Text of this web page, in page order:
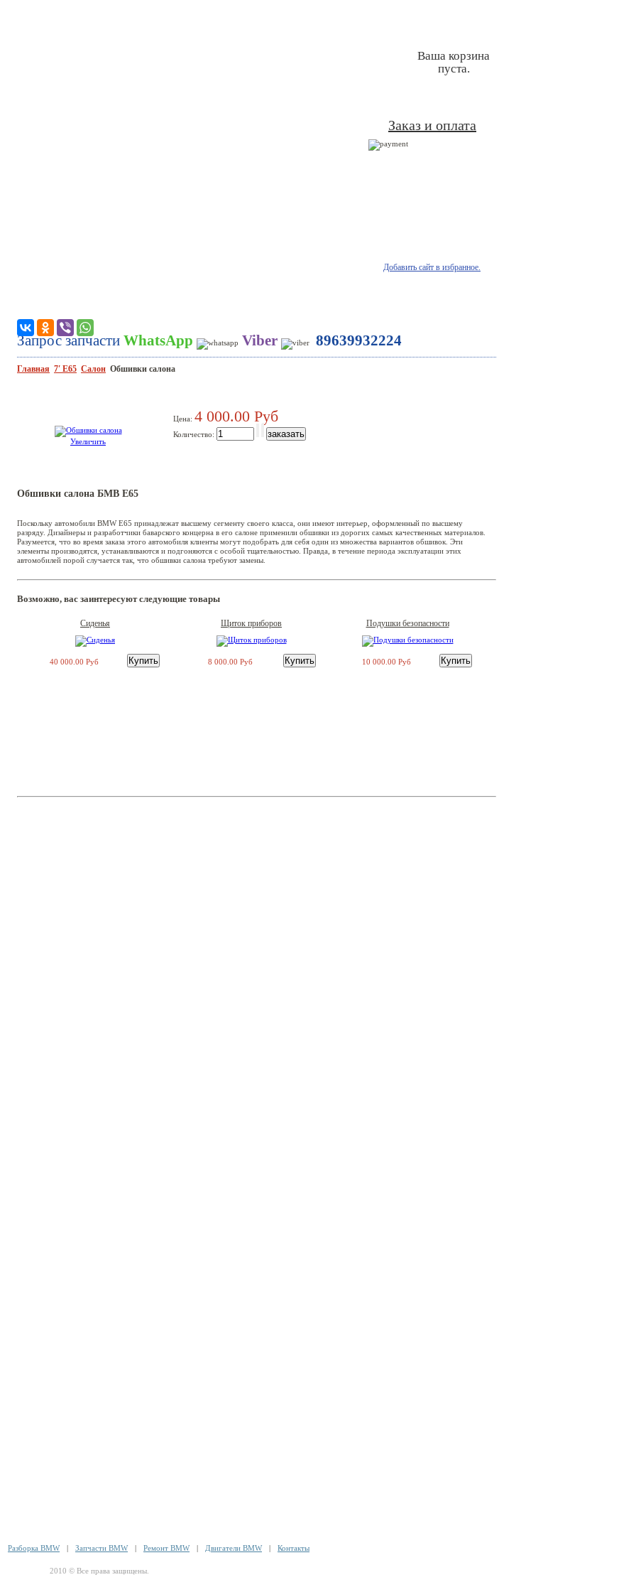
Ваша корзина
пуста.
Заказ и оплата
Добавить сайт в избранное.
Запрос запчасти WhatsApp Viber 89639932224
Главная 7′ E65 Салон Обшивки салона
Увеличить
Цена: 4 000.00 Руб
Количество:
Обшивки салона БМВ Е65
Поскольку автомобили BMW E65 принадлежат высшему сегменту своего класса, они имеют интерьер, оформленный по высшему
разряду. Дизайнеры и разработчики баварского концерна в его салоне применили обшивки из дорогих самых качественных материалов.
Разумеется, что во время заказа этого автомобиля клиенты могут подобрать для себя один из множества вариантов обшивок. Эти
элементы производятся, устанавливаются и подгоняются с особой тщательностью. Правда, в течение периода эксплуатации этих
автомобилей порой случается так, что обшивки салона требуют замены.
Возможно, вас заинтересуют следующие товары
Сиденья
40 000.00 Руб
Щиток приборов
8 000.00 Руб
Подушки безопасности
10 000.00 Руб
Разборка BMW | Запчасти BMW | Ремонт BMW | Двигатели BMW | Контакты
2010 © Все права защищены.